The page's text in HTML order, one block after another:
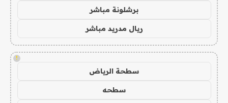
برشلونة مباشر
ريال مدريد مباشر
!
سطحة الرياض
سطحه